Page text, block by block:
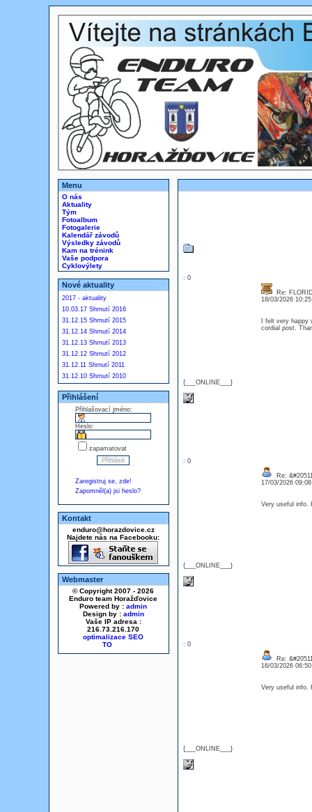
Menu
O nás
Aktuality
Tým
Fotoalbum
Fotogalerie
Kalendář závodů
Výsledky závodů
Kam na trénink
Vaše podpora
Cyklovýlety
Nové aktuality
2017 - aktuality
10.03.17 Shrnutí 2016
31.12.15 Shrnutí 2015
31.12.14 Shrnutí 2014
31.12.13 Shrnutí 2013
31.12.12 Shrnutí 2012
31.12.11 Shrnutí 2011
31.12.10 Shrnutí 2010
Přihlášení
Přihlašovací jméno:
Heslo:
zapamatovat
Zaregistruj se, zde!
Zapomněl(a) jsi heslo?
Kontakt
enduro@horazdovice.cz
Najdete nás na Facebooku:
Webmaster
© Copyright 2007 - 2026
Enduro team Horažďovice
Powered by : admin
Design by : admin
Vaše IP adresa :
216.73.216.170
optimalizace SEO
: 0
{___ONLINE___}
Re:
18/03/2026
I felt very
cordial post.
: 0
{___ONLINE___}
Re:
17/03/2026
Very useful
: 0
{___ONLINE___}
Re:
16/03/2026
Very useful